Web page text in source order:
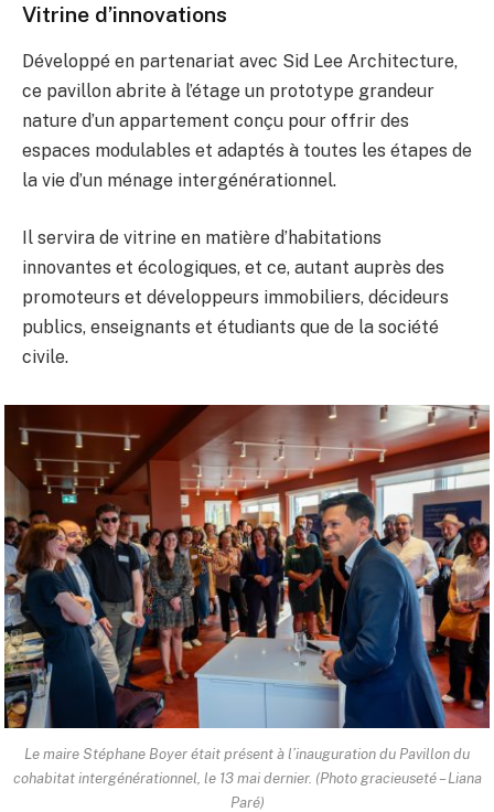
Vitrine d’innovations
Développé en partenariat avec Sid Lee Architecture,
ce pavillon abrite à l’étage un prototype grandeur
nature d’un appartement conçu pour offrir des
espaces modulables et adaptés à toutes les étapes de
la vie d’un ménage intergénérationnel.
Il servira de vitrine en matière d’habitations
innovantes et écologiques, et ce, autant auprès des
promoteurs et développeurs immobiliers, décideurs
publics, enseignants et étudiants que de la société
civile.
Le maire Stéphane Boyer était présent à l’inauguration du Pavillon du
cohabitat intergénérationnel, le 13 mai dernier. (Photo gracieuseté – Liana
Paré)